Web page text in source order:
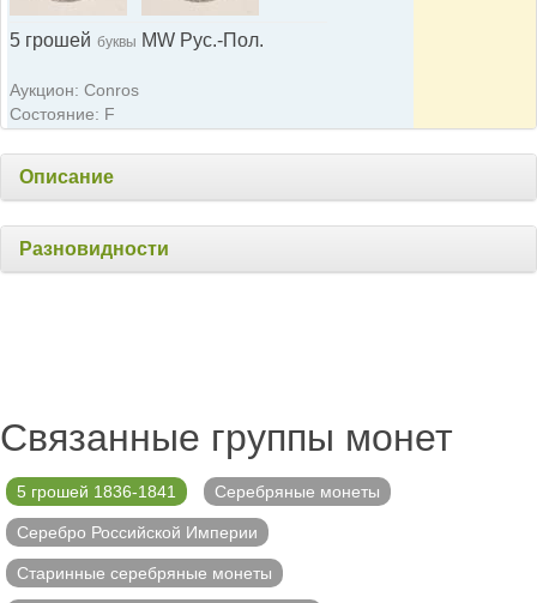
5 грошей буквы MW Рус.-Пол.
Аукцион: Conros
Состояние: F
Описание
Разновидности
Связанные группы монет
5 грошей 1836-1841 Серебряные монеты
Серебро Российской Империи
Старинные серебряные монеты